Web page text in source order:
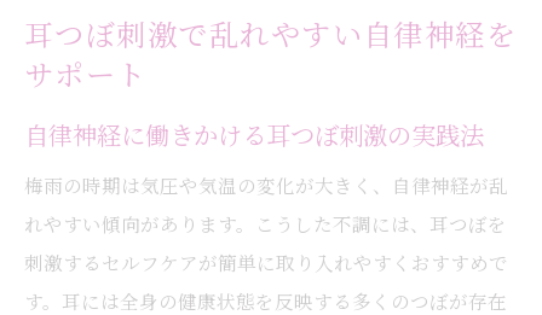
耳つぼ刺激で乱れやすい自律神経を
サポート
自律神経に働きかける耳つぼ刺激の実践法
梅雨の時期は気圧や気温の変化が大きく、自律神経が乱
れやすい傾向があります。こうした不調には、耳つぼを
刺激するセルフケアが簡単に取り入れやすくおすすめで
す。耳には全身の健康状態を反映する多くのつぼが存在